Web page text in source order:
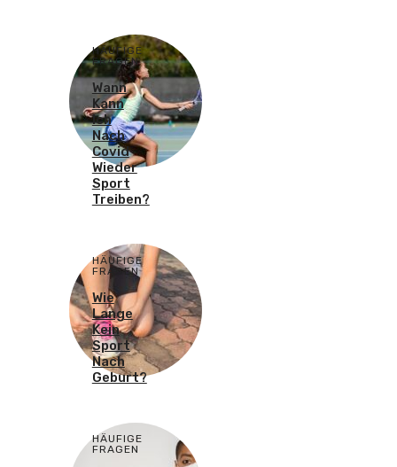
HÄUFIGE
FRAGEN
Wann
Kann
Ich
Nach
Covid
Wieder
Sport
Treiben?
HÄUFIGE
FRAGEN
Wie
Lange
Kein
Sport
Nach
Geburt?
HÄUFIGE
FRAGEN